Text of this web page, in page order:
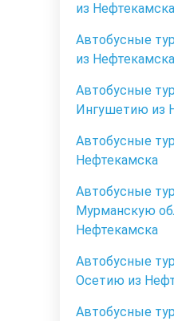
из Нефтекамска
Автобусные
из Нефтекамска
Автобусные
Ингушетию из
Автобусные
Нефтекамска
Автобусные
Мурманскую
Нефтекамска
Автобусные
Осетию из
Автобусные